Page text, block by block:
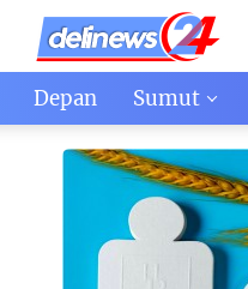
Depan Sumut